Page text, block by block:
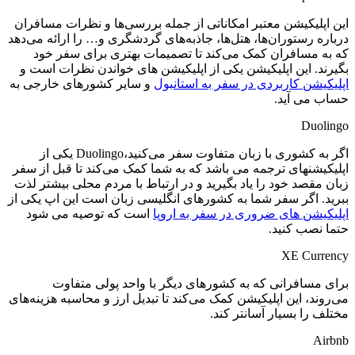
این اپلیکیشن معتبر امکاناتی از جمله بررسی‌ها و نظرات مسافران
درباره رستوران‌ها، هتل‌ها، جاذبه‌های گردشگری و… را ارائه می‌دهد
که به مسافران کمک می‌کند تا تصمیمات بهتری برای سفر خود
بگیرند. این اپلیکیشن یکی از اپلیکیشن های خواندن نظرات است و
اپلیکیشن کاربردی در سفر به استانبول و سایر کشورهای خارجی به
حساب می آید.
Duolingo
اگر به کشوری با زبان متفاوت سفر می‌کنید،Duolingo یکی از
اپلیکیشنهای ترجمه می باشد که به شما کمک می‌کند تا قبل از سفر
زبان مقصد خود را یاد بگیرید و در ارتباط با مردم محلی بیشتر لذت
ببرید. اگر سفر شما به کشورهای انگلیسی زبان است این اپ یکی از
اپلیکیشن های ضروری در سفر به اروپا است که توصیه می شود
حتما نصب کنید.
XE Currency
برای مسافرانی که به کشورهای دیگر با واحد پولی متفاوت
می‌روند، این اپلیکیشن کمک می‌کند تا تبدیل ارز و محاسبه هزینه‌های
مختلف را بسیار آسانتر کند.
Airbnb